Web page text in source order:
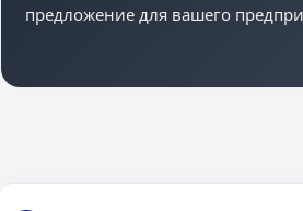
предложение для вашего